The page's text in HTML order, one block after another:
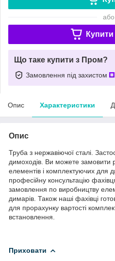
або
Купити
Що таке купити з Пром?
Замовлення під захистом
Опис Характеристики
Опис
Труба з нержавіючої сталі.
димоходів. Ви можете замовити
елементів і комплектуючих для
професійну консультацію
замовлення по виробництву
димарів. Також наші фахівці
для прорахунку вартості
встановлення.
Приховати